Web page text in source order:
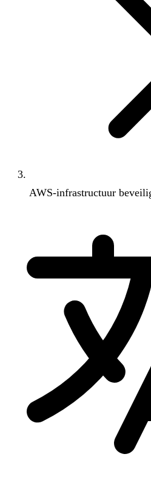
AWS-infrastructuur